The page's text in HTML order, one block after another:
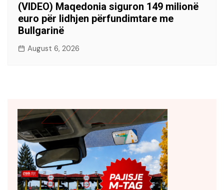
(VIDEO) Maqedonia siguron 149 milionë
euro për lidhjen përfundimtare me
Bullgarinë
August 6, 2026